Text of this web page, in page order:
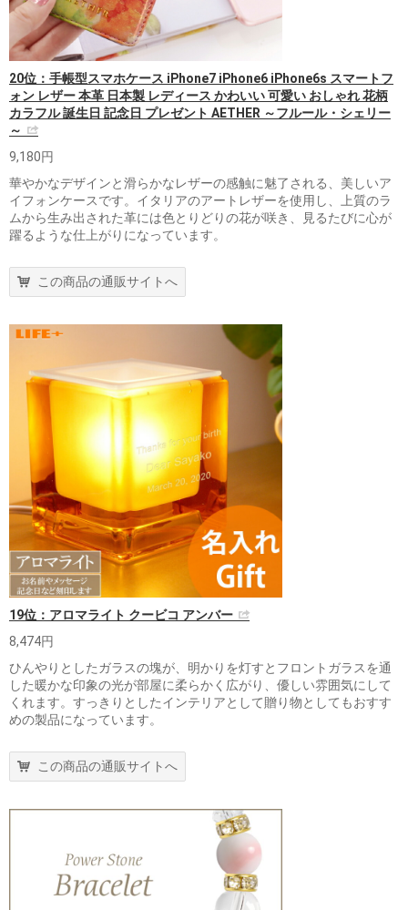
20位：手帳型スマホケース iPhone7 iPhone6 iPhone6s スマートフ
ォン レザー 本革 日本製 レディース かわいい 可愛い おしゃれ 花柄
カラフル 誕生日 記念日 プレゼント AETHER ～フルール・シェリー
～
9,180円
華やかなデザインと滑らかなレザーの感触に魅了される、美しいア
イフォンケースです。イタリアのアートレザーを使用し、上質のラ
ムから生み出された革には色とりどりの花が咲き、見るたびに心が
躍るような仕上がりになっています。
この商品の通販サイトへ
19位：アロマライト クービコ アンバー
8,474円
ひんやりとしたガラスの塊が、明かりを灯すとフロントガラスを通
した暖かな印象の光が部屋に柔らかく広がり、優しい雰囲気にして
くれます。すっきりとしたインテリアとして贈り物としてもおすす
めの製品になっています。
この商品の通販サイトへ